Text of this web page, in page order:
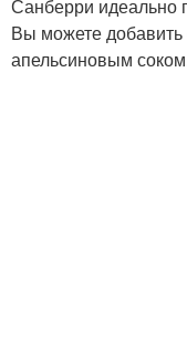
Санберри идеально
Вы можете добавить
апельсиновым